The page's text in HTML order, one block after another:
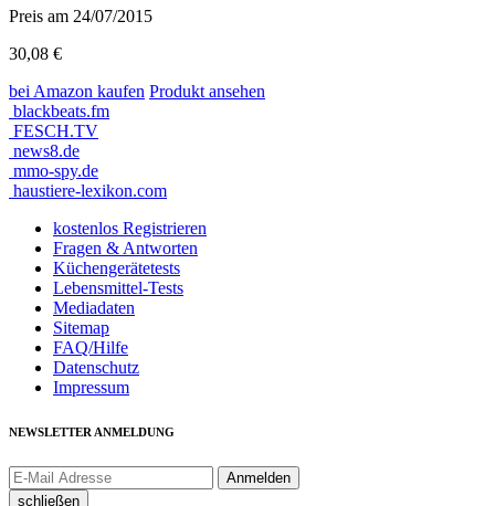
Preis am 24/07/2015
30,08 €
bei Amazon kaufen Produkt ansehen
blackbeats.fm
FESCH.TV
news8.de
mmo-spy.de
haustiere-lexikon.com
kostenlos Registrieren
Fragen & Antworten
Küchengerätetests
Lebensmittel-Tests
Mediadaten
Sitemap
FAQ/Hilfe
Datenschutz
Impressum
NEWSLETTER ANMELDUNG
schließen